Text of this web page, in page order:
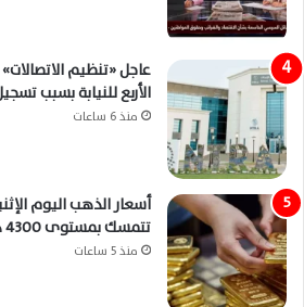
عاجل «تنظيم
الأربع للنيابة بسبب
منذ 6 ساعات
تتمسك بمستوى 4300 دولار
منذ 5 ساعات